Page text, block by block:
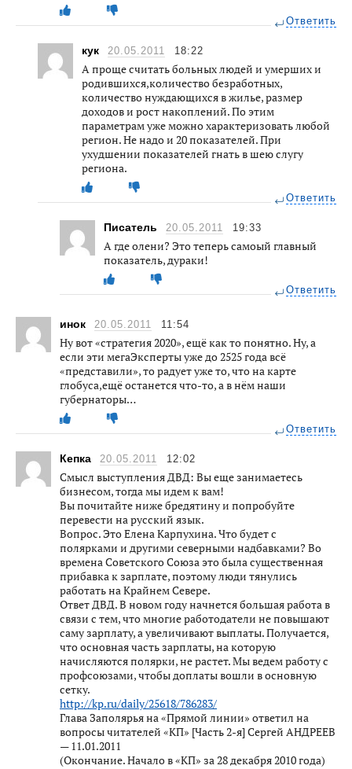
Ответить
кук 20.05.2011 18:22
А проще считать больных людей и умерших и
родившихся,количество безработных,
количество нуждающихся в жилье, размер
доходов и рост накоплений. По этим
параметрам уже можно характеризовать любой
регион. Не надо и 20 показателей. При
ухудшении показателей гнать в шею слугу
региона.
Ответить
Писатель 20.05.2011 19:33
А где олени? Это теперь самоый главный
показатель, дураки!
Ответить
инок 20.05.2011 11:54
Ну вот «стратегия 2020», ещё как то понятно. Ну, а
если эти мегаЭксперты уже до 2525 года всё
«представили», то радует уже то, что на карте
глобуса,ещё останется что-то, а в нём наши
губернаторы…
Ответить
Кепка 20.05.2011 12:02
Смысл выступления ДВД: Вы еще занимаетесь
бизнесом, тогда мы идем к вам!
Вы почитайте ниже бредятину и попробуйте
перевести на русский язык.
Вопрос. Это Елена Карпухина. Что будет с
полярками и другими северными надбавками? Во
времена Советского Союза это была существенная
прибавка к зарплате, поэтому люди тянулись
работать на Крайнем Севере.
Ответ ДВД. В новом году начнется большая работа в
связи с тем, что многие работодатели не повышают
саму зарплату, а увеличивают выплаты. Получается,
что основная часть зарплаты, на которую
начисляются полярки, не растет. Мы ведем работу с
профсоюзами, чтобы доплаты вошли в основную
сетку.
http://kp.ru/daily/25618/786283/
Глава Заполярья на «Прямой линии» ответил на
вопросы читателей «КП» [Часть 2-я] Сергей АНДРЕЕВ
— 11.01.2011
(Окончание. Начало в «КП» за 28 декабря 2010 года)